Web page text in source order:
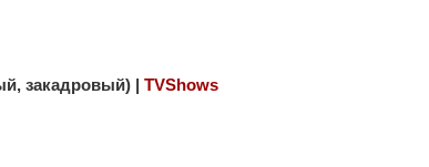
закадровый) | TVShows